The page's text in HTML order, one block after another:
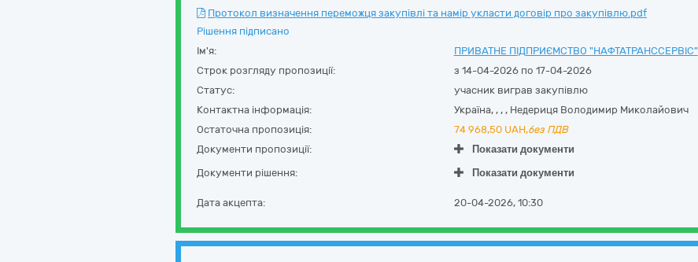
Протокол визначення переможця закупівлі та намір укласти договір про закупівлю.pdf
Рішення підписано
Ім'я:
ПРИВАТНЕ ПІДПРИЄМСТВО "НАФТАТРАНССЕРВІС"
Строк розгляду пропозиції:
з 14-04-2026 по 17-04-2026
Статус:
учасник виграв закупівлю
Контактна інформація:
Україна, , , , Недериця Володимир Миколайович
Остаточна пропозиція:
74 968,50 UAH,без ПДВ
Документи пропозиції:
Показати документи
Документи рішення:
Показати документи
Дата акцепта: 20-04-2026, 10:30